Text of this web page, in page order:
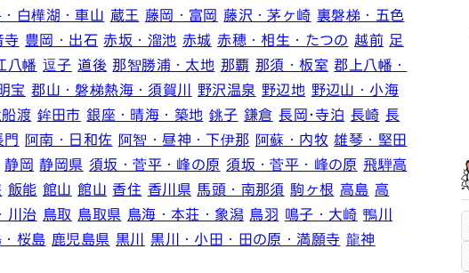
白樺湖・車山 蔵王 藤岡・富岡 藤沢・茅ヶ崎 裏磐梯・五色
寺 豊岡・出石 赤坂・溜池 赤城 赤穂・相生・たつの 越前 足
八幡 逗子 道後 那智勝浦・太地 那覇 那須・板室 郡上八幡・
宝 郡山・磐梯熱海・須賀川 野沢温泉 野辺地 野辺山・小海
渡 鉾田市 銀座・晴海・築地 銚子 鎌倉 長岡･寺泊 長崎 長
門 阿南・日和佐 阿智・昼神・下伊那 阿蘇・内牧 雄琴・堅田
静岡 静岡県 須坂・菅平・峰の原 須坂・菅平・峰の原 飛騨高
飯能 館山 館山 香住 香川県 馬頭・南那須 駒ヶ根 高島 高
川治 鳥取 鳥取県 鳥海・本荘・象潟 鳥羽 鳴子・大崎 鴨川
桜島 鹿児島県 黒川 黒川・小田・田の原・満願寺 龍神